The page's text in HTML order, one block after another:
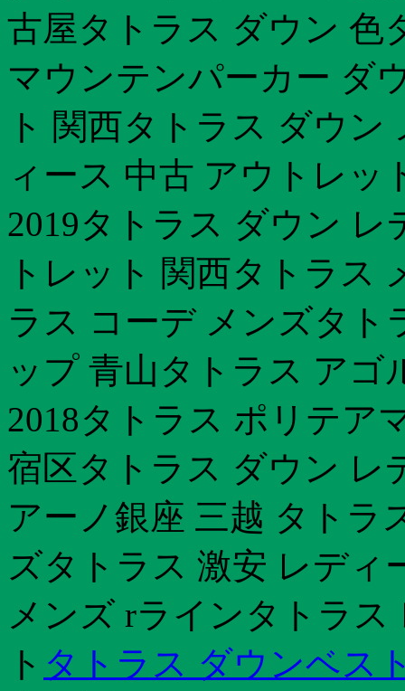
古屋タトラス ダウン 色
マウンテンパーカー ダ
ト 関西タトラス ダウ
ィース 中古 アウトレ
2019タトラス ダウン
トレット 関西タトラス
ラス コーデ メンズタト
ップ 青山タトラス アゴ
2018タトラス ポリテア
宿区タトラス ダウン レ
アーノ銀座 三越 タトラ
ズタトラス 激安 レディ
メンズ rラインタトラ
ト タトラス ダウンベス